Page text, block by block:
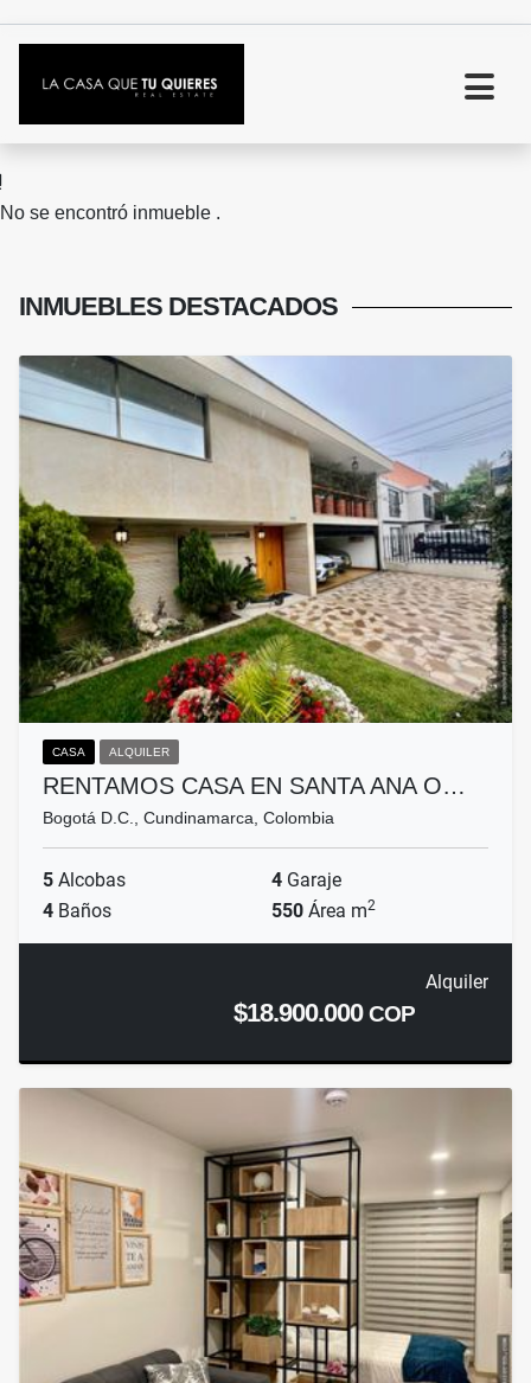
No se encontró inmueble .
INMUEBLES DESTACADOS
CASA ALQUILER
RENTAMOS CASA EN SANTA ANA O…
Bogotá D.C., Cundinamarca, Colombia
5 Alcobas 4 Garaje
4 Baños 550 Área m2
Alquiler
$18.900.000COP